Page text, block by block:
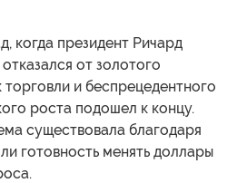
когда президент Ричард
от золотого
торговли и беспрецедентного
роста подошел к концу.
существовала благодаря
готовность менять доллары